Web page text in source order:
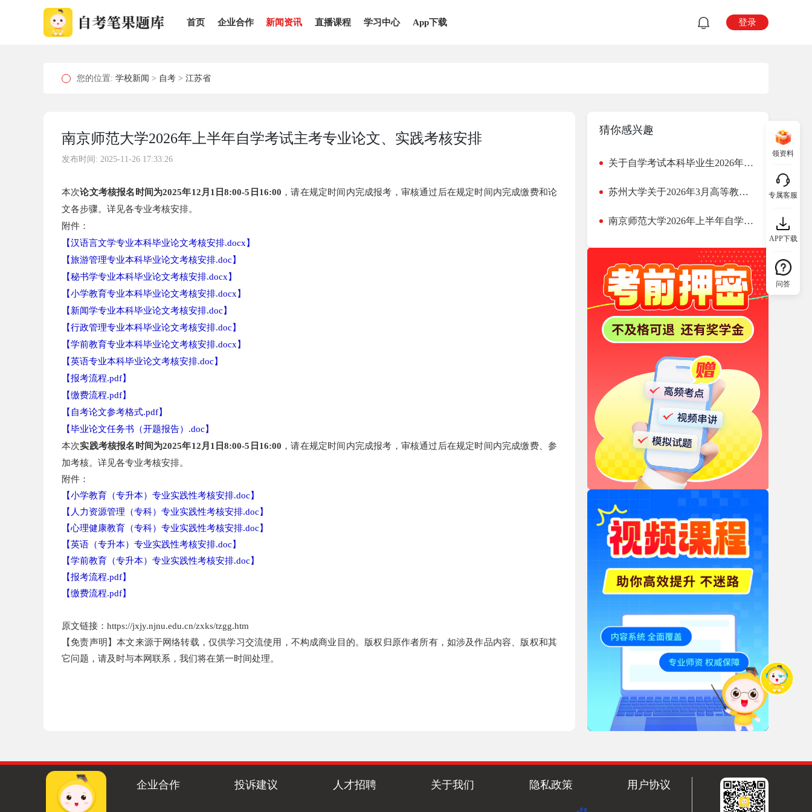
首页 企业合作 新闻资讯 直播课程 学习中心 App下载 登录
领资料
专属客服
APP下载
问答
您的位置: 学校新闻 > 自考 > 江苏省
南京师范大学2026年上半年自学考试主考专业论文、实践考核安排
发布时间: 2025-11-26 17:33:26
本次论文考核报名时间为2025年12月1日8:00-5日16:00 ，请在规定时间内完成报考，审核通过后在规定时间内完成缴费和论
文各步骤。详见各专业考核安排。
附件：
【汉语言文学专业本科毕业论文考核安排.docx 】
【旅游管理专业本科毕业论文考核安排.doc 】
【秘书学专业本科毕业论文考核安排.docx 】
【小学教育专业本科毕业论文考核安排.docx 】
【 新闻学专业本科毕业论文考核安排.doc 】
【行政管理专业本科毕业论文考核安排.doc 】
【学前教育专业本科毕业论文考核安排.docx 】
【英语专业本科毕业论文考核安排.doc 】
【报考流程.pdf】
【缴费流程.pdf】
【 自考论文参考格式.pdf】
【毕业论文任务书（开题报告）.doc 】
本次实践考核报名时间为2025年12月1日8:00-5日16:00 ，请在规定时间内完成报考，审核通过后在规定时间内完成缴费、参
加考核。详见各专业考核安排。
附件：
【小学教育（专升本）专业实践性考核安排.doc 】
【 人力资源管理（专科）专业实践性考核安排.doc 】
【心理健康教育（专科）专业实践性考核安排.doc 】
【英语（专升本）专业实践性考核安排.doc 】
【学前教育（专升本）专业实践性考核安排.doc 】
【报考流程.pdf】
【缴费流程.pdf】
原文链接：https://jxjy.njnu.edu.cn/zxks/tzgg.htm
【免责声明】本文来源于网络转载，仅供学习交流使用，不构成商业目的。版权归原作者所有，如涉及作品内容、版权和其
它问题，请及时与本网联系，我们将在第一时间处理。
猜你感兴趣
关于自学考试本科毕业生2026年上半年学位申请的通知
苏州大学关于2026年3月高等教育自学考试社会自考专业本科毕业生学士学位申请的通知
南京师范大学2026年上半年自学考试主考专业论文、实践考核安排
企业合作 投诉建议 人才招聘 关于我们 隐私政策 用户协议